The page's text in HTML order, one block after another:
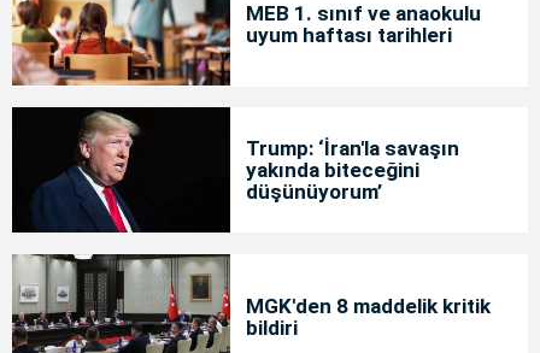
MEB 1. sınıf ve anaokulu
uyum haftası tarihleri
Trump: ‘İran'la savaşın
yakında biteceğini
düşünüyorum’
MGK'den 8 maddelik kritik
bildiri